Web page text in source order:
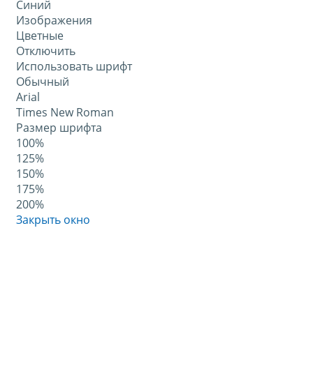
Синий
Изображения
Цветные
Отключить
Использовать шрифт
Обычный
Arial
Times New Roman
Размер шрифта
100%
125%
150%
175%
200%
Закрыть окно